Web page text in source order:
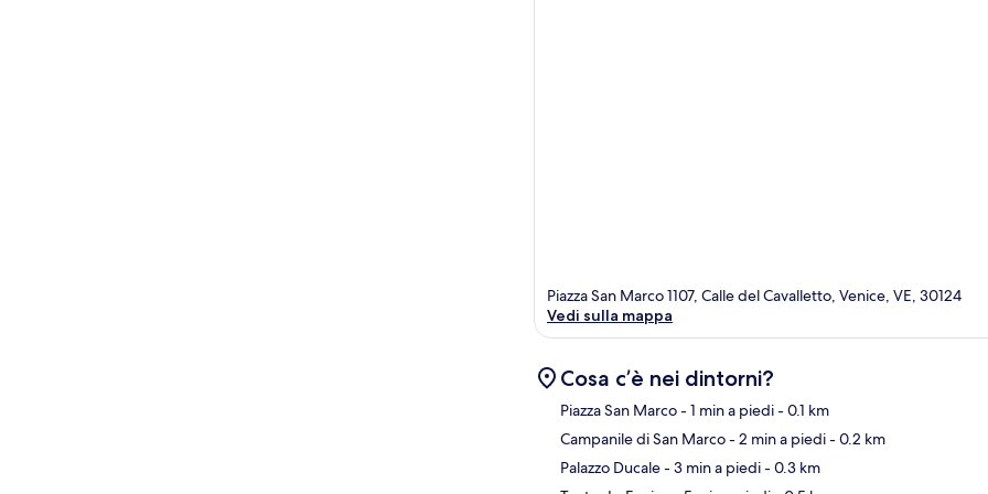
Piazza San Marco 1107, Calle del Cavalletto, Venice, VE, 30124
Vedi sulla mappa
Cosa c’è nei dintorni?
Piazza San Marco- 1 min a piedi- 0.1 km
Campanile di San Marco- 2 min a piedi- 0.2 km
Palazzo Ducale- 3 min a piedi- 0.3 km